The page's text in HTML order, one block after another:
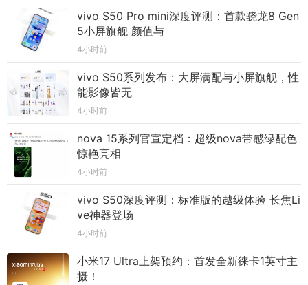
vivo S50 Pro mini深度评测：首款骁龙8 Gen
5小屏旗舰 颜值与
4小时前
vivo S50系列发布：大屏满配与小屏旗舰，性
能影像皆无
4小时前
nova 15系列官宣定档：超级nova带感绿配色
惊艳亮相
4小时前
vivo S50深度评测：标准版的越级体验 长焦Li
ve神器登场
4小时前
小米17 Ultra上架预约：首发全新徕卡1英寸主
摄！